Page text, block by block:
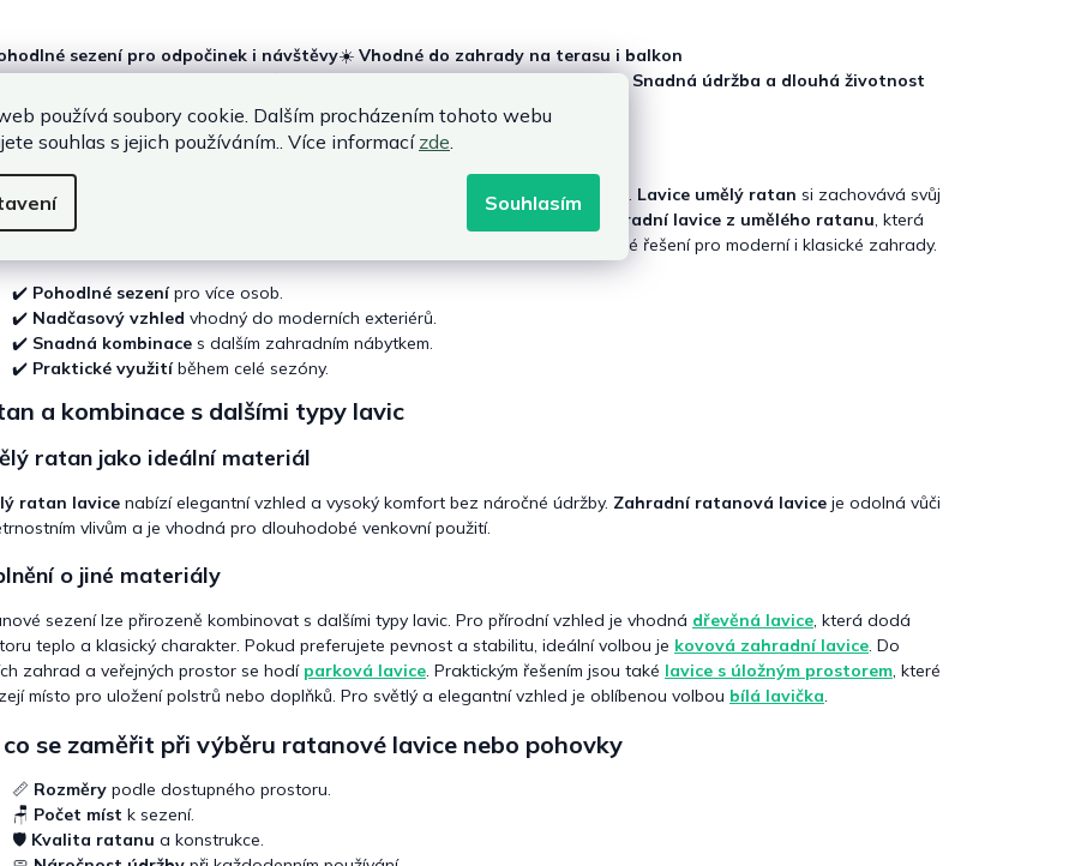
používá soubory cookie. Dalším procházením tohoto webu
souhlas s jejich používáním.. Více informací zde
Souhlasím
c
í
r
y
ý
i
á
n
sezení pro odpočinek i návštěvy☀️ Vhodné do zahrady na terasu i balkon
design z umělého ratanu🛡️Odolné materiály pro venkovní použití🧼 Snadná údržba a dlouhá životnost
doplněk každého exteriéru
zvolit ratanové lavice a pohovky
lavice je oblíbená díky své lehké konstrukci, stabilitě a jednoduché údržbě. Lavice umělý ratan si zachovává svůj
zahradní lavice z umělého ratanu, která
představuje praktické řešení pro moderní i klasické zahrady.
✔️ Pohodlné sezenípro více osob.
✔️ Nadčasový vzhled vhodný do moderních exteriérů.
✔️ Snadná kombinace s dalším zahradním nábytkem.
✔️ Praktické využitíběhem celé sezóny.
a kombinace s dalšími typy lavic
ratan jako ideální materiál
ratan lavice nabízí elegantní vzhled a vysoký komfort bez náročné údržby. Zahradní ratanová lavice je odolná vůči
vlivům a je vhodná pro dlouhodobé venkovní použití.
o jiné materiály
sezení lze přirozeně kombinovat s dalšími typy lavic. Pro přírodní vzhled je vhodná dřevěná lavice, která dodá
teplo a klasický charakter. Pokud preferujete pevnost a stabilitu, ideální volbou je kovová zahradní lavice. Do
zahrad a veřejných prostor se hodí parková lavice. Praktickým řešením jsou také lavice s úložným prostorem, které
místo pro uložení polstrů nebo doplňků. Pro světlý a elegantní vzhled je oblíbenou volbou bílá lavička.
co se zaměřit při výběru ratanové lavice nebo pohovky
📏 Rozměry podle dostupného prostoru.
🪑 Počet míst k sezení.
🛡️ Kvalita ratanu a konstrukce.